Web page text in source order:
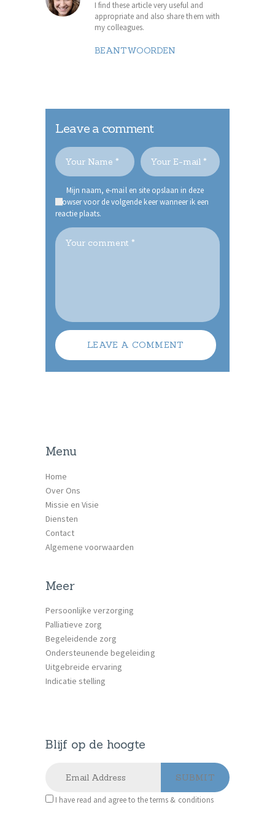
I find these article very useful and
appropriate and also share them with
my colleagues.
BEANTWOORDEN
Leave a comment
Mijn naam, e-mail en site opslaan in deze
browser voor de volgende keer wanneer ik een
reactie plaats.
Menu
Home
Over Ons
Missie en Visie
Diensten
Contact
Algemene voorwaarden
Meer
Persoonlijke verzorging
Palliatieve zorg
Begeleidende zorg
Ondersteunende begeleiding
Uitgebreide ervaring
Indicatie stelling
Blijf op de hoogte
I have read and agree to the terms & conditions